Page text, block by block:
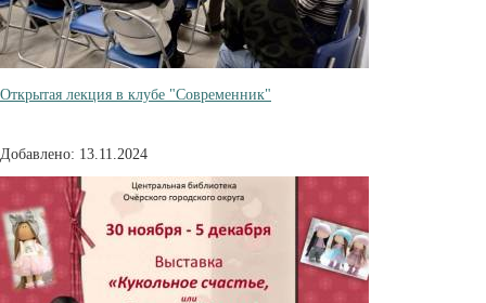
Открытая лекция в клубе "Современник"
Добавлено: 13.11.2024